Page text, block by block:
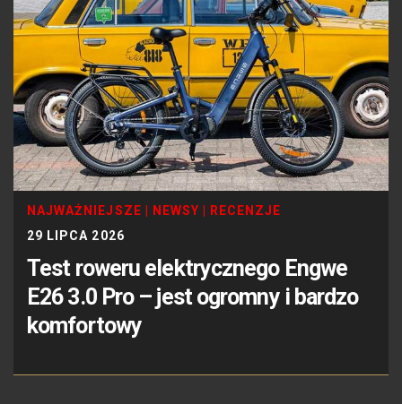
NAJWAŻNIEJSZE | NEWSY | RECENZJE
29 LIPCA 2026
Test roweru elektrycznego Engwe
E26 3.0 Pro – jest ogromny i bardzo
komfortowy